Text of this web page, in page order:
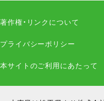
著作権・リンクについて
プライバシーポリシー
本サイトのご利用にあたって